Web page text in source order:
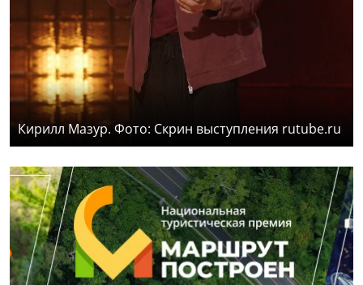
Кирилл Мазур. Фото: Скрин выступления rutube.ru